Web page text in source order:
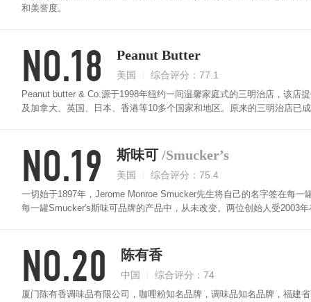
和美誉度。
NO.18 Peanut Butter
美国 综合评分：77.1
Peanut butter & Co.源于1998年纽约一间温馨家庭式的三明治店，该店
及加拿大、英国、日本、香港等10多个国家和地区。原来的三明治店已
NO.19 斯味可 /Smucker’s
美国 综合评分：75.4
一切始于1897年，Jerome Monroe Smucker先生将自己的名字签在每
每一罐Smucker's斯味可品牌的产品中，从未改变。两位创始人受2003
NO.20 陈有香
中国 综合评分：74
厦门陈有香调味品有限公司，咖哩粉知名品牌，调味品知名品牌，福建